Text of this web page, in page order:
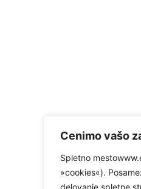
Cenimo vašo
Spletno
»cookies«).
delovanje spletne